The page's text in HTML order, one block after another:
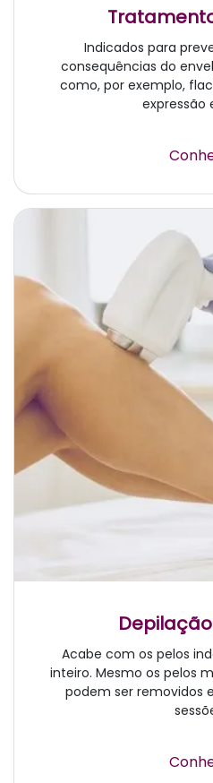
Indicados para
consequências do
como, por exemplo,
expressão
Acabe com os pelos
inteiro. Mesmo os pelos
podem ser removidos